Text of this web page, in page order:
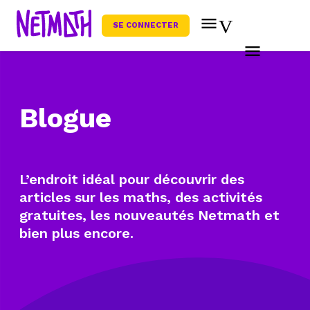
SE CONNECTER
Blogue
L’endroit idéal pour découvrir des
articles sur les maths, des activités
gratuites, les nouveautés Netmath et
bien plus encore.